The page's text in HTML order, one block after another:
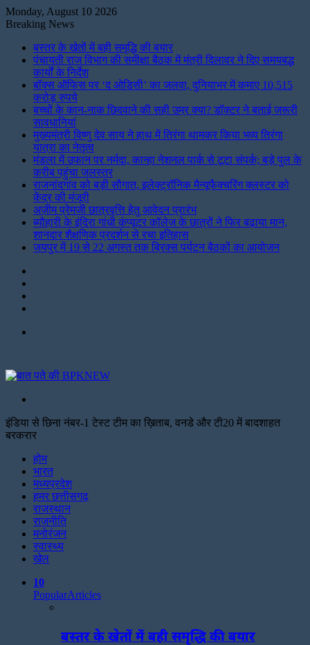
Monday, August 10 2026
Breaking News
बस्तर के खेतों में बही समृद्धि की बयार
पंचायती राज विभाग की समीक्षा बैठक में मंत्री दिलावर ने दिए समयबद्ध
कार्यों के निर्देश
बॉक्स ऑफिस पर ‘द ओडिसी’ का जलवा, दुनियाभर में कमाए 10,515
करोड़ रुपये
बच्चों के कान-नाक छिदवाने की सही उम्र क्या? डॉक्टर ने बताई जरूरी
सावधानियां
मुख्यमंत्री विष्णु देव साय ने हाथ में तिरंगा थामकर किया भव्य तिरंगा
यात्रा का नेतृत्व
मंडला में उफान पर नर्मदा, कान्हा नेशनल पार्क से टूटा संपर्क; बड़े पुल के
करीब पहुंचा जलस्तर
राजनांदगांव को बड़ी सौगात, इलेक्ट्रॉनिक मैन्यूफैक्चरिंग क्लस्टर को
केंद्र की मंजूरी
अज़ीम प्रेमजी छात्रवृत्ति हेतु आवेदन प्रारंभ
ब्यौहारी के इंदिरा गांधी कंप्यूटर कॉलेज के छात्रों ने फिर बढ़ाया मान,
शानदार शैक्षणिक प्रदर्शन से रचा इतिहास
जयपुर में 19 से 22 अगस्त तक ब्रिक्स पर्यटन बैठकों का आयोजन
इंडिया से छिना नंबर-1 टेस्ट टीम का ख़िताब, वनडे और टी20 में बादशाहत
बरकरार
होम
भारत
मध्यप्रदेश
हमर छत्तीसगढ़
राजस्थान
राजनीति
मनोरंजन
स्वास्थ्य
खेल
10
PopularArticles
बस्तर के खेतों में बही समृद्धि की बयार